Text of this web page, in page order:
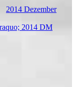
2014 Dezember